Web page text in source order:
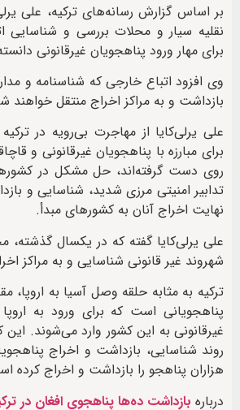
بر اساس گزارش رسانه‌های ترکیه، علی
نقلیه سیار و محلات بررسی و شناسایی
برای مهار ورود پناهجویان غیرقانونی
وی افزود اتباع خارجی که شناسنامه و
بازداشت و به مراکز اخراج منتقل خواهند
علی یرلی‌کایا از مهاجرت بی‌رویه در
برای مبارزه با پناهجویان غیرقانونی و
روی دست گرفته‌اند، حل مشکل در
تدابیر امنیتی مرزی شدید، شناسایی و
نهایت اخراج آنان به کشورهای مبدأ.
شهروند غیر قانونی شناسایی و به مراکز
ترکیه به مثابه حلقه وصل آسیا به
پناهجویانی است که برای ورود به
غیرقانونی به این کشور وارد می‌شوند.
روند شناسایی، بازداشت و اخراج
هزاران پناهجو را بازداشت و اخراج کرده
درباره بازداشت ده‌ها پناهجوی افغان در